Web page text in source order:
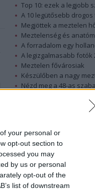
your personal or
opt-out section to
you may
by us or personal
opt-out of the
list of downstream
Top 10: ezek a legjobb
A 10 legütősebb drogos
Megjöttek a meztelen
Meztelenség és
A forradalom egy
A legizgalmasabb fotók
Meztelen fővárosiak
Készülőben a nagy
Nézd meg a 48-as
Hírlevél feliratkozás